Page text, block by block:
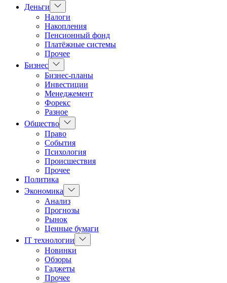
Деньги
Показать
подменю
Налоги
Накопления
Пенсионный фонд
Платёжные системы
Прочее
Бизнес Показать
подменю
Бизнес-планы
Инвестиции
Менеджемент
Форекс
Разное
Общество Показать
подменю
Право
События
Психология
Происшествия
Прочее
Политика
Экономика
Показать
подменю
Анализ
Прогнозы
Рынок
Ценные бумаги
IT технологии
Показать
подменю
Новинки
Обзоры
Гаджеты
Прочее